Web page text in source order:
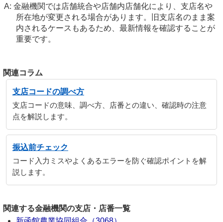
金融機関では店舗統合や店舗内店舗化により、支店名や
所在地が変更される場合があります。旧支店名のまま案
内されるケースもあるため、最新情報を確認することが
重要です。
関連コラム
支店コードの調べ方
支店コードの意味、調べ方、店番との違い、確認時の注意
点を解説します。
振込前チェック
コード入力ミスやよくあるエラーを防ぐ確認ポイントを解
説します。
関連する金融機関の支店・店番一覧